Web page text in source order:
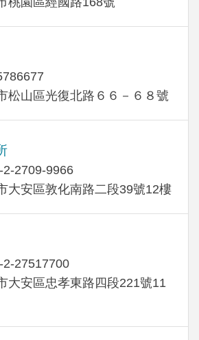
松山區光復北路６６－６８號
2709-9966
大安區敦化南路二段39號12樓
27517700
大安區忠孝東路四段221號11